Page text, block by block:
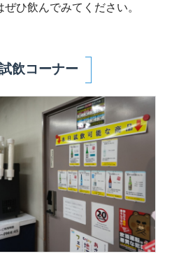
ひ飲んでみてください。
飲コーナー